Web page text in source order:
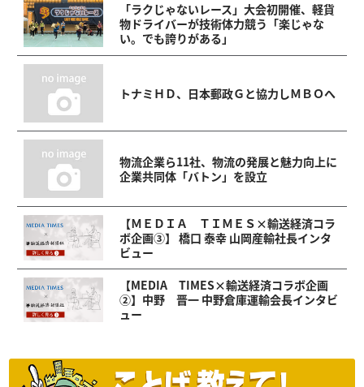
「ラクじゃないレース」大会初開催、軽貨
物ドライバーが技術体力競う「楽じゃな
い。でも誇りがある」
トナミＨＤ、日本郵政Ｇと協力しＭＢＯへ
物流企業ら11社、物流の発展と魅力向上に
企業共同体「バトン」を設立
【ＭＥＤＩＡ ＴＩＭＥＳ×輸送経済コラ
ボ企画③】 橋口 泰幸 山岡産輸社長インタ
ビュー
【MEDIA TIMES×輸送経済コラボ企画
②】中野 晋一 中野倉庫運輸会長インタビ
ュー